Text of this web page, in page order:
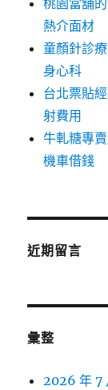
桃園當舖
熱介面材
童顏針診
身心科
台北票貼
射費用
牛軋糖專
機車借錢
近期留言
彙整
2026 年 7